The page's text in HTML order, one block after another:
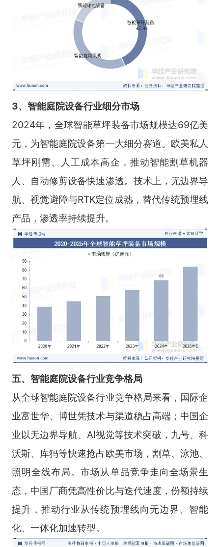
3、智能庭院设备行业细分市场
2024年，全球智能草坪装备市场规模达69亿美
元，为智能庭院设备第一大细分赛道。欧美私人
草坪刚需、人工成本高企，推动智能割草机器
人、自动修剪设备快速渗透。技术上，无边界导
航、视觉避障与RTK定位成熟，替代传统预埋线
产品，渗透率持续提升。
五、智能庭院设备行业竞争格局
从全球智能庭院设备行业竞争格局来看，国际企
业富世华、博世凭技术与渠道稳占高端；中国企
业以无边界导航、AI视觉等技术突破，九号、科
沃斯、库犸等快速抢占欧美市场，割草、泳池、
照明全线布局。市场从单品竞争走向全场景生
态，中国厂商凭高性价比与迭代速度，份额持续
提升，推动行业从传统预埋线向无边界、智能
化、一体化加速转型。